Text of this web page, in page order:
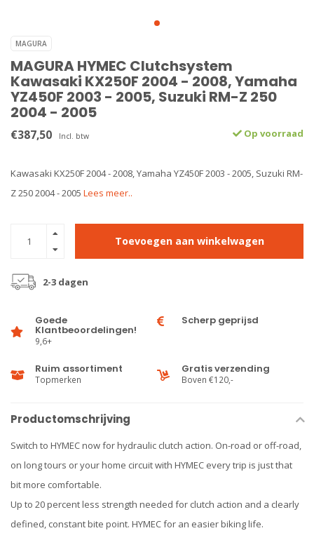
MAGURA
MAGURA HYMEC Clutchsystem
Kawasaki KX250F 2004 - 2008, Yamaha
YZ450F 2003 - 2005, Suzuki RM-Z 250
2004 - 2005
€387,50 Incl. btw Op voorraad
Kawasaki KX250F 2004 - 2008, Yamaha YZ450F 2003 - 2005, Suzuki RM-
Z 250 2004 - 2005 Lees meer..
Toevoegen aan winkelwagen
2-3 dagen
Goede
Klantbeoordelingen!
9,6+
Scherp geprijsd
Ruim assortiment
Topmerken
Gratis verzending
Boven €120,-
Productomschrijving
Switch to HYMEC now for hydraulic clutch action. On-road or off-road,
on long tours or your home circuit with HYMEC every trip is just that
bit more comfortable.
Up to 20 percent less strength needed for clutch action and a clearly
defined, constant bite point. HYMEC for an easier biking life.